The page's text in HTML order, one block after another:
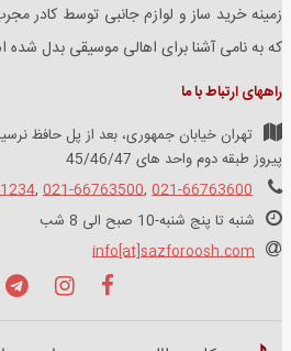
زمینه خرید ساز و لوازم جانبی توسط کادر
که به نامی آشنا برای اهالی موسیقی بدل
راههای ارتباط با ما
تهران خیابان جمهوری، بعد از پل حافظ
پیروز طبقه دوم واحد های 45/46/47
021-66763600
,
021-66763500
,
شنبه تا پنج شنبه-10 صبح الی 8 شب
info[at]sazforoosh.com